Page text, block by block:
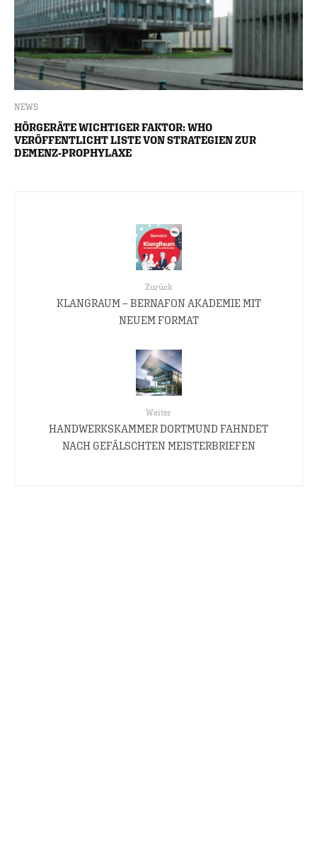
NEWS
HÖRGERÄTE WICHTIGER FAKTOR: WHO
VERÖFFENTLICHT LISTE VON STRATEGIEN ZUR
DEMENZ-PROPHYLAXE
Zurück
KLANGRAUM – BERNAFON AKADEMIE MIT
NEUEM FORMAT
Weiter
HANDWERKSKAMMER DORTMUND FAHNDET
NACH GEFÄLSCHTEN MEISTERBRIEFEN